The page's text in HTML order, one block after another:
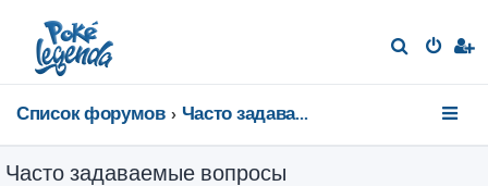
Список форумов Часто задаваемые вопросы
Часто задаваемые вопросы